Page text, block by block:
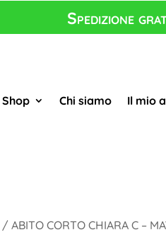
Spedizione
Shop Chi siamo Il mio
/ ABITO CORTO CHIARA C –